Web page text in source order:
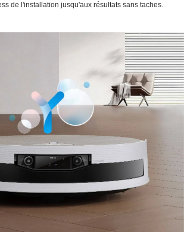
de l'installation jusqu'aux résultats sans taches.